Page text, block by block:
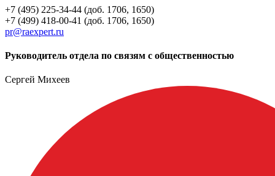
+7 (495) 225-34-44 (доб. 1706, 1650)
+7 (499) 418-00-41 (доб. 1706, 1650)
pr@raexpert.ru
Руководитель отдела по связям с общественностью
Сергей Михеев